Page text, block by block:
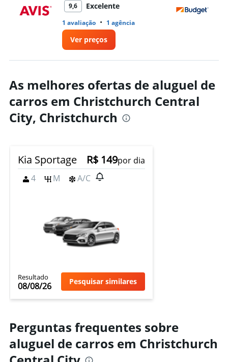
9,6 Excelente
1 avaliação • 1 agência
Ver preços
As melhores ofertas de aluguel de
carros em Christchurch Central
City, Christchurch
Kia Sportage R$ 149por dia
4
M A/C
Resultado
08/08/26 Pesquisar similares
Perguntas frequentes sobre
aluguel de carros em Christchurch